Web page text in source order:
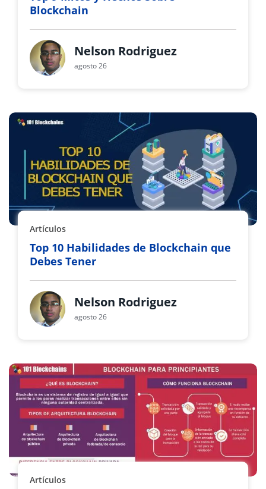
Blockchain
Nelson Rodriguez
agosto 26
Artículos
Top 10 Habilidades de Blockchain que
Debes Tener
Nelson Rodriguez
agosto 26
Artículos